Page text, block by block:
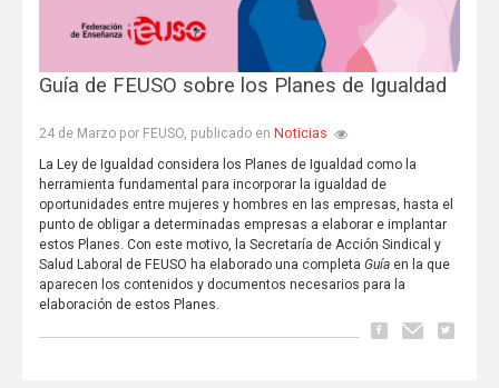
Guía de FEUSO sobre los Planes de Igualdad
24 de Marzo por FEUSO, publicado en Noticias
La Ley de Igualdad considera los Planes de Igualdad como la
herramienta fundamental para incorporar la igualdad de
oportunidades entre mujeres y hombres en las empresas, hasta el
punto de obligar a determinadas empresas a elaborar e implantar
estos Planes. Con este motivo, la Secretaría de Acción Sindical y
Salud Laboral de FEUSO ha elaborado una completa Guíaen la que
aparecen los contenidos y documentos necesarios para la
elaboración de estos Planes.